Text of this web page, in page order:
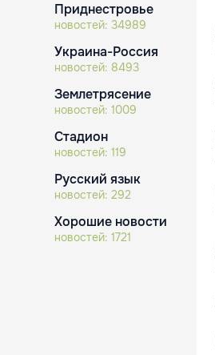
Приднестровье
новостей: 34989
Украина-Россия
новостей: 8493
Землетрясение
новостей: 1009
Стадион
новостей: 119
Русский язык
новостей: 292
Хорошие новости
новостей: 1721